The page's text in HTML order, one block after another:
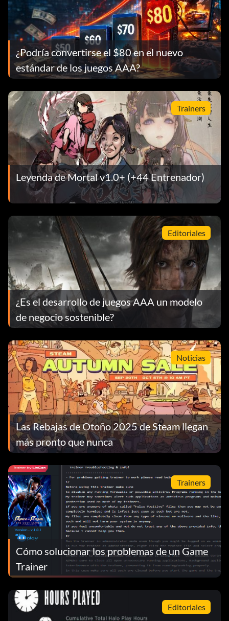
¿Podría convertirse el $80 en el nuevo
estándar de los juegos AAA?
Trainers
Leyenda de Mortal v1.0+ (+44 Entrenador)
Editoriales
¿Es el desarrollo de juegos AAA un modelo
de negocio sostenible?
Noticias
Las Rebajas de Otoño 2025 de Steam llegan
más pronto que nunca
Trainers
Cómo solucionar los problemas de un Game
Trainer
Editoriales